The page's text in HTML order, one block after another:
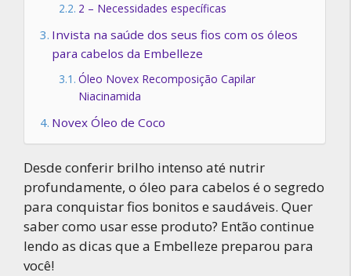
2 – Necessidades específicas
Invista na saúde dos seus fios com os óleos
para cabelos da Embelleze
Óleo Novex Recomposição Capilar
Niacinamida
Novex Óleo de Coco
Desde conferir brilho intenso até nutrir
profundamente, o óleo para cabelos é o segredo
para conquistar fios bonitos e saudáveis. Quer
saber como usar esse produto? Então continue
lendo as dicas que a Embelleze preparou para
você!